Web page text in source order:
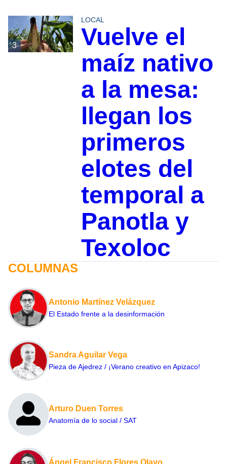
3
LOCAL
Vuelve el
maíz nativo
a la mesa:
llegan los
primeros
elotes del
temporal a
Panotla y
Texoloc
COLUMNAS
Antonio Martínez Velázquez
El Estado frente a la desinformación
Sandra Aguilar Vega
Pieza de Ajedrez / ¡Verano creativo en Apizaco!
Arturo Duen Torres
Anatomía de lo social / SAT
Ángel Francisco Flores Olayo